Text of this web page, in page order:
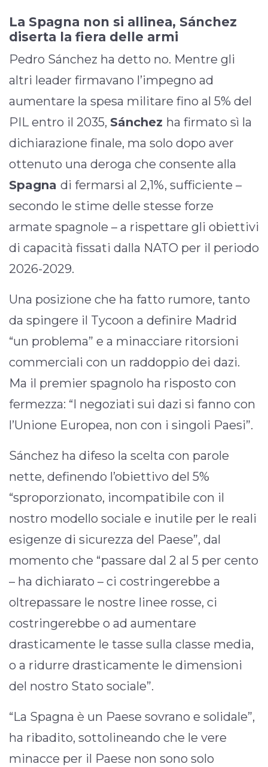
La Spagna non si allinea, Sánchez
diserta la fiera delle armi
Pedro Sánchez ha detto no. Mentre gli
altri leader firmavano l’impegno ad
aumentare la spesa militare fino al 5% del
PIL entro il 2035, Sánchez ha firmato sì la
dichiarazione finale, ma solo dopo aver
ottenuto una deroga che consente alla
Spagna di fermarsi al 2,1%, sufficiente –
secondo le stime delle stesse forze
armate spagnole – a rispettare gli obiettivi
di capacità fissati dalla NATO per il periodo
2026-2029.
Una posizione che ha fatto rumore, tanto
da spingere il Tycoon a definire Madrid
“un problema” e a minacciare ritorsioni
commerciali con un raddoppio dei dazi.
Ma il premier spagnolo ha risposto con
fermezza: “I negoziati sui dazi si fanno con
l’Unione Europea, non con i singoli Paesi”.
Sánchez ha difeso la scelta con parole
nette, definendo l’obiettivo del 5%
“sproporzionato, incompatibile con il
nostro modello sociale e inutile per le reali
esigenze di sicurezza del Paese”, dal
momento che “passare dal 2 al 5 per cento
– ha dichiarato – ci costringerebbe a
oltrepassare le nostre linee rosse, ci
costringerebbe o ad aumentare
drasticamente le tasse sulla classe media,
o a ridurre drasticamente le dimensioni
del nostro Stato sociale”.
“La Spagna è un Paese sovrano e solidale”,
ha ribadito, sottolineando che le vere
minacce per il Paese non sono solo